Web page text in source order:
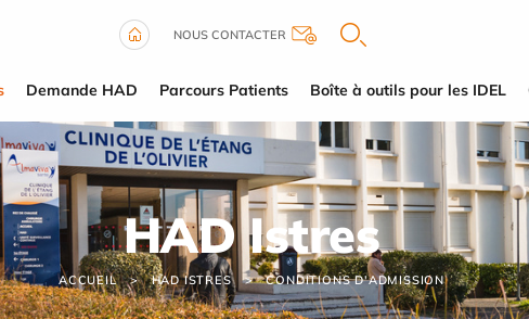
NOUS CONTACTER
Demande HAD Parcours Patients Boîte à outils pour les IDEL
HAD Istres
ACCUEIL HAD ISTRES CONDITIONS D'ADMISSION